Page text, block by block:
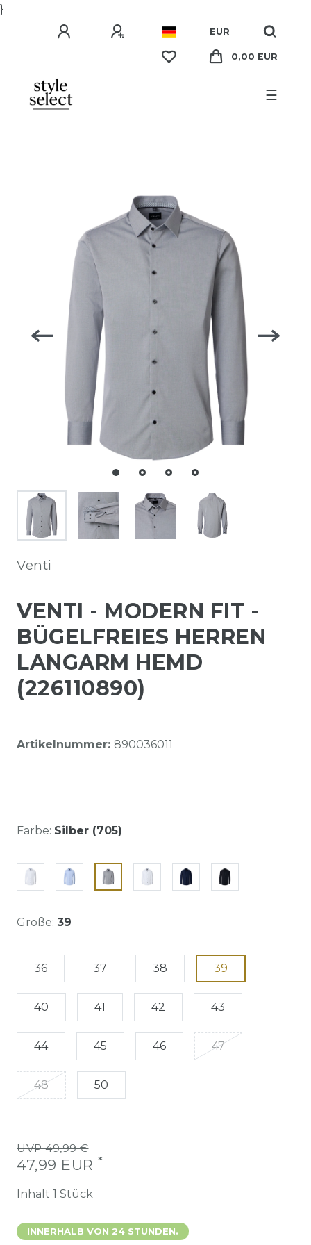
}
EUR
0,00 EUR
☰
Venti
VENTI - MODERN FIT -
BÜGELFREIES HERREN
LANGARM HEMD
(226110890)
Artikelnummer: 890036011
Farbe: Silber (705)
Größe: 39
36 37 38 39
40 41 42 43
44 45 46 47
48 50
UVP 49,99 €
47,99 EUR *
Inhalt 1 Stück
INNERHALB VON 24 STUNDEN.